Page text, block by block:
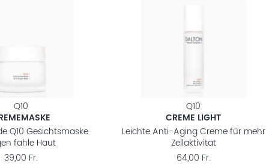
Q10
Q10 Gesichtsmaske
fahle Haut
39,00 Fr.
Q10
CREME LIGHT
Leichte Anti-Aging Creme für mehr
Zellaktivität
64,00 Fr.